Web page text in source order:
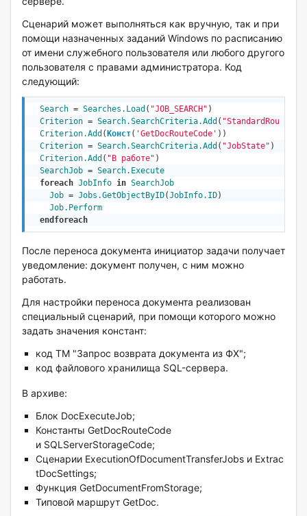
Сценарий может выполняться как вручную, так и при
помощи назначенных заданий Windows по расписанию
от имени служебного пользователя или любого другого
пользователя с правами администратора. Код
следующий:
Search = Searches .Load ( "JOB_SEARCH" )
Criterion = Search.SearchCriteria.Add ( "StandardRoute"
Criterion.Add ( Конст( 'GetDocRouteCode' ))
Criterion = Search.SearchCriteria.Add ( "JobState" )
Criterion.Add ( "В работе" )
SearchJob = Search.Execute
foreach JobInfo in SearchJob
Job = Jobs .GetObjectByID(JobInfo.ID)
Job.Perform
endforeach
После переноса документа инициатор задачи получает
уведомление: документ получен, с ним можно
работать.
Для настройки переноса документа реализован
специальный сценарий, при помощи которого можно
задать значения констант:
код ТМ "Запрос возврата документа из ФХ";
код файлового хранилища SQL-сервера.
В архиве:
Блок DocExecuteJob;
Константы GetDocRouteCode
и SQLServerStorageCode;
Сценарии ExecutionOfDocumentTransferJobs и Extrac
tDocSettings;
Функция GetDocumentFromStorage;
Типовой маршрут GetDoc.